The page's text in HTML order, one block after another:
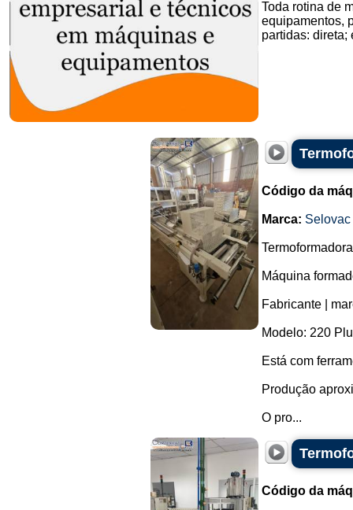
Toda rotina de
equipamentos,
partidas: direta;
Código da
Marca: Selovac
Máquina
Fabricante |
Modelo: 220
Está com
Produção
O pro...
Código da